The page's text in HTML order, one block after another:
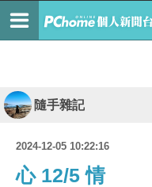
隨手雜記
2024-12-05 10:22:16
心 12/5 情